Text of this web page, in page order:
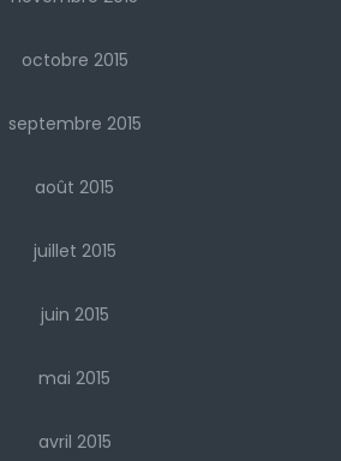
octobre 2015
septembre 2015
août 2015
juillet 2015
juin 2015
mai 2015
avril 2015